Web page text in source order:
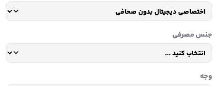
جنس مصرفی
وجه